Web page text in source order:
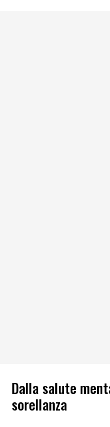
Dalla salute
sorellanza